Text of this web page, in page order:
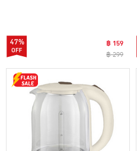
47%
฿ 159
฿ 299